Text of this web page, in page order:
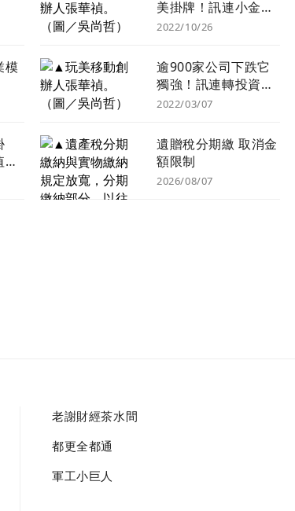
美掛牌！訊連小金雞
厲害在哪？美女創業
2022/10/26
模
逾900家公司下跌它
獨強！訊連轉投資玩
美移動從認賠到大賺
2022/03/07
遺贈稅分期繳 取消金
額限制
2026/08/07
老謝財經茶水間
都更全都通
軍工小巨人